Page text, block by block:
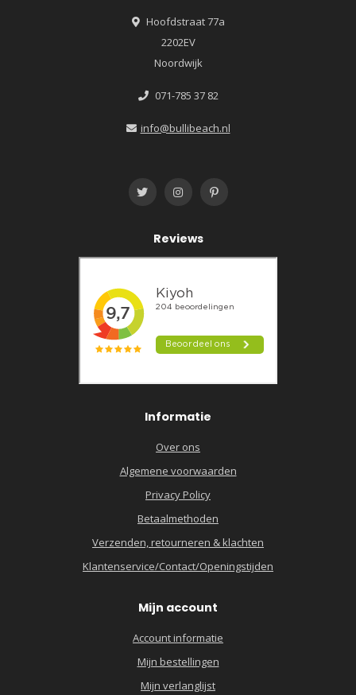
Hoofdstraat 77a
2202EV
Noordwijk
071-785 37 82
info@bullibeach.nl
Reviews
Informatie
Over ons
Algemene voorwaarden
Privacy Policy
Betaalmethoden
Verzenden, retourneren & klachten
Klantenservice/Contact/Openingstijden
Mijn account
Account informatie
Mijn bestellingen
Mijn verlanglijst